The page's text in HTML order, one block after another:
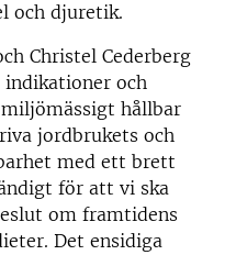
och djuretik.
Christel Cederberg
indikationer och
hållbar
jordbrukets och
med ett brett
för att vi ska
om framtidens
Det ensidiga